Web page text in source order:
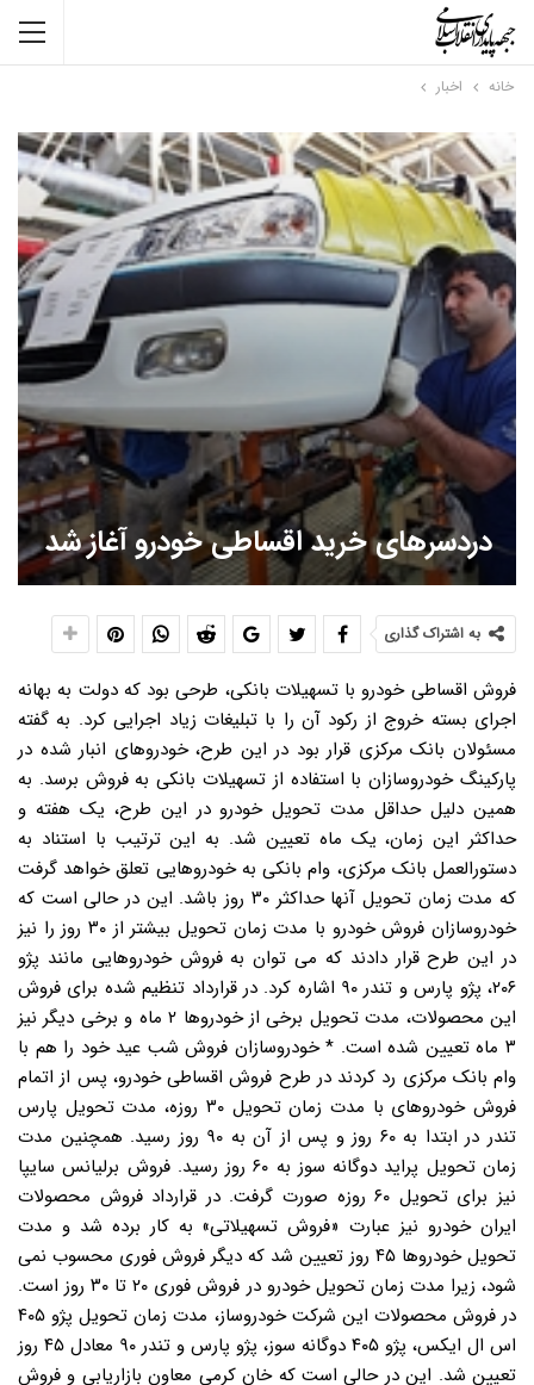
خانه اخبار
دردسرهای خرید اقساطی خودرو آغاز شد
به اشتراک گذاری
فروش اقساطی خودرو با تسهیلات بانکی، طرحی بود که دولت به بهانه
اجرای بسته خروج از رکود آن را با تبلیغات زیاد اجرایی کرد. به گفته
مسئولان بانک مرکزی قرار بود در این طرح، خودروهای انبار شده در
پارکینگ خودروسازان با استفاده از تسهیلات بانکی به فروش برسد. به
همین دلیل حداقل مدت تحویل خودرو در این طرح، یک هفته و
حداکثر این زمان، یک ماه تعیین شد. به این ترتیب با استناد به
دستورالعمل بانک مرکزی، وام بانکی به خودروهایی تعلق خواهد گرفت
که مدت زمان تحویل آنها حداکثر ۳۰ روز باشد. این در حالی است که
خودروسازان فروش خودرو با مدت زمان تحویل بیشتر از ۳۰ روز را نیز
در این طرح قرار دادند که می توان به فروش خودروهایی مانند پژو
۲۰۶، پژو پارس و تندر ۹۰ اشاره کرد. در قرارداد تنظیم شده برای فروش
این محصولات، مدت تحویل برخی از خودروها ۲ ماه و برخی دیگر نیز
۳ ماه تعیین شده است. * خودروسازان فروش شب عید خود را هم با
وام بانک مرکزی رد کردند در طرح فروش اقساطی خودرو، پس از اتمام
فروش خودروهای با مدت زمان تحویل ۳۰ روزه، مدت تحویل پارس
تندر در ابتدا به ۶۰ روز و پس از آن به ۹۰ روز رسید. همچنین مدت
زمان تحویل پراید دوگانه سوز به ۶۰ روز رسید. فروش برلیانس سایپا
نیز برای تحویل ۶۰ روزه صورت گرفت. در قرارداد فروش محصولات
ایران خودرو نیز عبارت «فروش تسهیلاتی» به کار برده شد و مدت
تحویل خودروها ۴۵ روز تعیین شد که دیگر فروش فوری محسوب نمی
شود، زیرا مدت زمان تحویل خودرو در فروش فوری ۲۰ تا ۳۰ روز است.
در فروش محصولات این شرکت خودروساز، مدت زمان تحویل پژو ۴۰۵
اس ال ایکس، پژو ۴۰۵ دوگانه سوز، پژو پارس و تندر ۹۰ معادل ۴۵ روز
تعیین شد. این در حالی است که خان کرمی معاون بازاریابی و فروش